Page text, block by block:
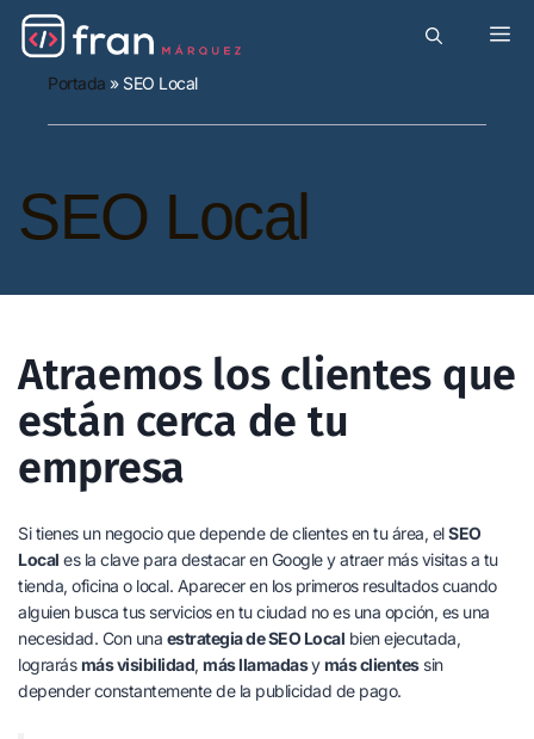
Portada » SEO Local
SEO Local
Atraemos los clientes que
están cerca de tu
empresa
Si tienes un negocio que depende de clientes en tu área, elSEO
Local es la clave para destacar en Google y atraer más visitas a tu
tienda, oficina o local. Aparecer en los primeros resultados cuando
alguien busca tus servicios en tu ciudad no es una opción, es una
necesidad. Con una estrategia de SEO Local bien ejecutada,
lograrásmás visibilidad, más llamadasymás clientessin
depender constantemente de la publicidad de pago.